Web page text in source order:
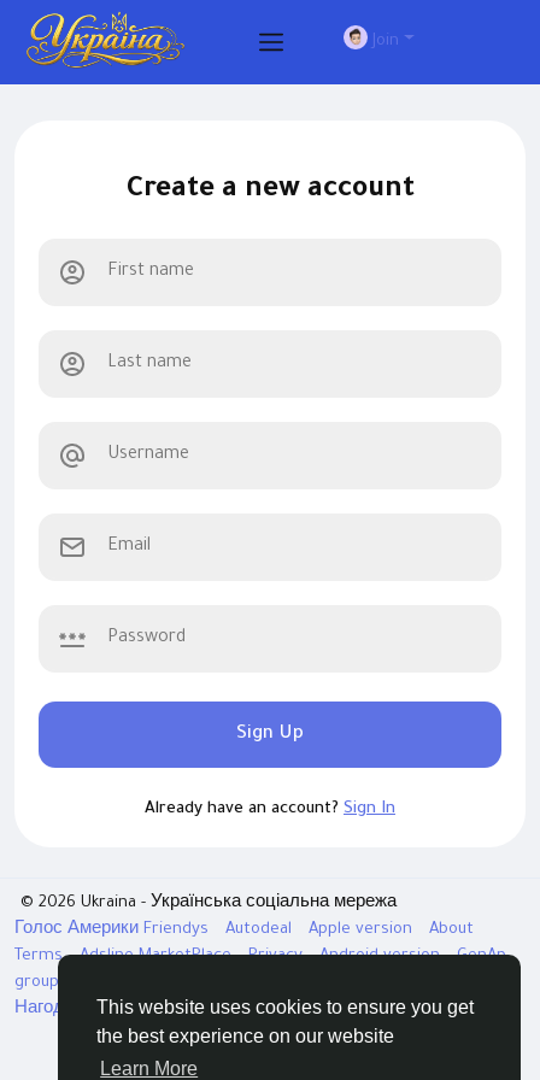
This website uses cookies to ensure you get
the best experience on our website
Learn More
Join
Create a new account
Sign Up
Already have an account? Sign In
© 2026 Ukraina - Українська соціальна мережа
Голос Америки Friendys Autodeal Apple version
About
Terms
Adsline MarketPlace Privacy Android version
GenAp
group chat
Нагодуйте голодних та безпритульних в Україні
Directory